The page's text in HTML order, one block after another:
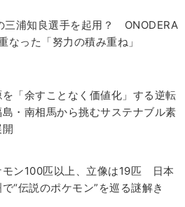
三浦知良選手を起用？ ONODERA
なった「努力の積み重ね」
「余すことなく価値化」する逆転
・南相馬から挑むサステナブル素
モン100匹以上、立像は19匹 日本
“伝説のポケモン”を巡る謎解き